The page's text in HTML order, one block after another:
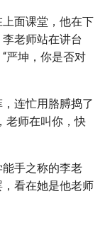
面课堂，他在下
老师站在讲台
严坤，你是否对
连忙用胳膊捣了
老师在叫你，快
手之称的李老
看在她是他老师